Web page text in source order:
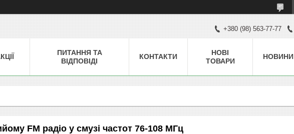
+380 (98) 563-77-77
ПИТАННЯ ТА
ВІДПОВІДІ
КОНТАКТИ
НОВІ
ТОВАРИ
НОВИНИ
FM радіо у смузі частот 76-108 МГц